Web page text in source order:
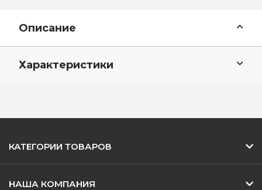
Описание
Характеристики
КАТЕГОРИИ ТОВАРОВ
НАША КОМПАНИЯ